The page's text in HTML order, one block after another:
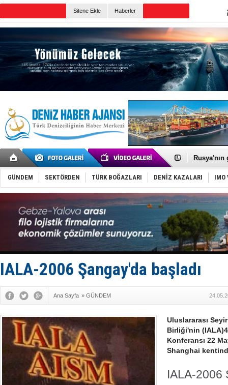
Sitene Ekle Haberler
Keşfedildi:
D-Marin,
Van’da
ASEAN ilk
TAYK -
İstanbul
Tersane
İngiliz
FESCO,
GÜNDEM SEKTÖRDEN TÜRK BOĞAZLARI DENİZ KAZALARI IMO
IALA-2006 Şangay'da başladı
Ana Sayfa » GÜNDEM
Uluslararası
Birliği'nin
Konferansı 22
Shanghai
IALA-2006